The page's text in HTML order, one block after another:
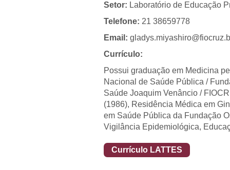
Setor: Laboratório de Educação
Telefone: 21 38659778
Email:
Currículo:
Possui graduação em Medicina
Nacional de Saúde Pública /
Saúde Joaquim Venâncio /
(1986), Residência Médica em
em Saúde Pública da Fundação
Vigilância Epidemiológica,
Currículo LATTES